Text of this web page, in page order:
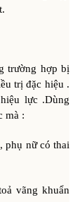
trường hợp bị
trị đặc hiệu .
lực .Dùng
mà :
phụ nữ có thai
vãng khuẩn